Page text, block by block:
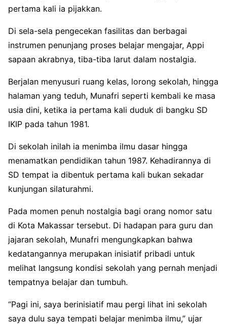
pertama kali ia pijakkan.
Di sela-sela pengecekan fasilitas dan berbagai
instrumen penunjang proses belajar mengajar, Appi
sapaan akrabnya, tiba-tiba larut dalam nostalgia.
Berjalan menyusuri ruang kelas, lorong sekolah, hingga
halaman yang teduh, Munafri seperti kembali ke masa
usia dini, ketika ia pertama kali duduk di bangku SD
IKIP pada tahun 1981.
Di sekolah inilah ia menimba ilmu dasar hingga
menamatkan pendidikan tahun 1987. Kehadirannya di
SD tempat ia dibentuk pertama kali bukan sekadar
kunjungan silaturahmi.
Pada momen penuh nostalgia bagi orang nomor satu
di Kota Makassar tersebut. Di hadapan para guru dan
jajaran sekolah, Munafri mengungkapkan bahwa
kedatangannya merupakan inisiatif pribadi untuk
melihat langsung kondisi sekolah yang pernah menjadi
tempatnya belajar dan tumbuh.
“Pagi ini, saya berinisiatif mau pergi lihat ini sekolah
saya dulu saya tempati belajar menimba ilmu,” ujar